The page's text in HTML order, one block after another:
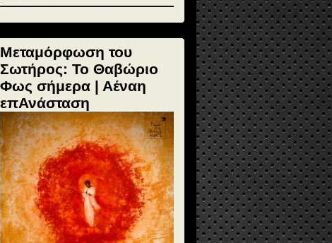
Μεταμόρφωση του
Σωτήρος: Το Θαβώριο
Φως σήμερα | Αέναη
επΑνάσταση